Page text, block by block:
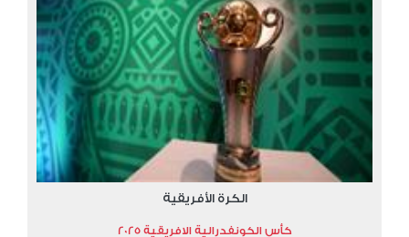
الكرة الأفريقية
كأس الكونفدرالية الافريقية 2025